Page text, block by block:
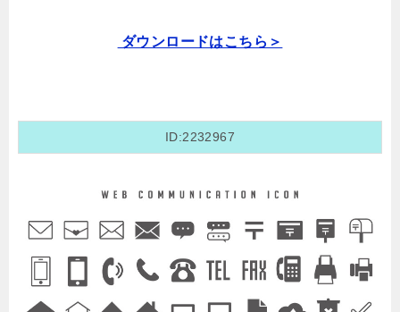
ダウンロードはこちら＞
ID:2232967